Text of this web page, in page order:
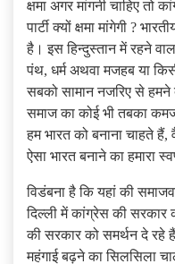
क्षमा अगर मांगनी चाहिए तो
पार्टी क्यों क्षमा मांगेगी ?
है। इस हिन्दुस्तान में रहने
पंथ, धर्म अथवा मजहब या
सबको सामान नजरिए से
समाज का कोई भी तबका
हम भारत को बनाना चाहते हैं,
ऐसा भारत बनाने का हमारा
विडंबना है कि यहां की
दिल्ली में कांग्रेस की
की सरकार को समर्थन दे
महंगाई बढ़ने का सिलसिला